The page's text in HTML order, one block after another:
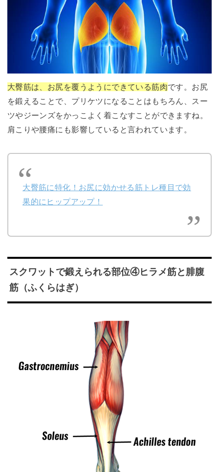
大臀筋は、お尻を覆うようにできている筋肉です。お尻
を鍛えることで、プリケツになることはもちろん、スー
ツやジーンズをかっこよく着こなすことができますね。
肩こりや腰痛にも影響していると言われています。
大臀筋に特化！お尻に効かせる筋トレ種目で効
果的にヒップアップ！
スクワットで鍛えられる部位④ヒラメ筋と腓腹
筋（ふくらはぎ）